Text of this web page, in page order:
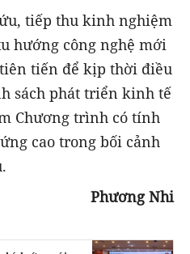
tiếp thu kinh nghiệm
hướng công nghệ mới
tiến để kịp thời điều
sách phát triển kinh tế
Chương trình có tính
cao trong bối cảnh
Phương Nhi